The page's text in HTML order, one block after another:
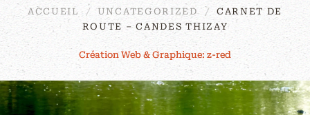
ACCUEIL UNCATEGORIZED
CARNET DE
ROUTE – CANDES THIZAY
Création Web & Graphique: z-red